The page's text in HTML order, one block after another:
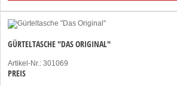
GÜRTELTASCHE "DAS ORIGINAL"
Artikel-Nr.: 301069
PREIS